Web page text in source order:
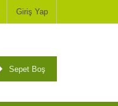
Giriş Yap
Sepet Boş